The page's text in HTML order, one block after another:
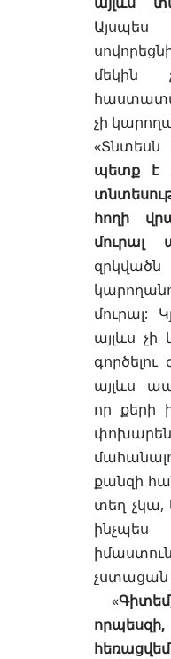
չի
պետք է
հողի
մուրալ
մուրալ:
այլևս չի
այլևս
որ քերի
քանզի
տեղ չկա,
չստացան
«